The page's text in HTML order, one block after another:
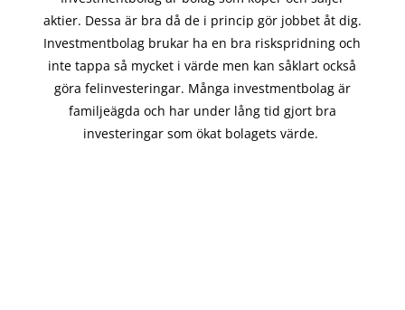
aktier. Dessa är bra då de i princip görjobbet åt dig.
Investmentbolag brukar ha en bra riskspridning och
inte tappa så mycket i värde men kan såklart också
göra felinvesteringar. Många investmentbolag är
familjeägda och har under lång tid gjort bra
investeringar som ökat bolagets värde.